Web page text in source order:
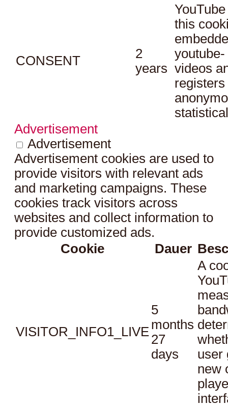
CONSENT
2
years
this
youtube-
videos
registers
Advertisement
Advertisement
Advertisement cookies are used to
provide visitors with relevant ads
and marketing campaigns. These
cookies track visitors across
websites and collect information to
provide customized ads.
Cookie
Dauer
VISITOR_INFO1_LIVE
5
months
27
days
A
user
new